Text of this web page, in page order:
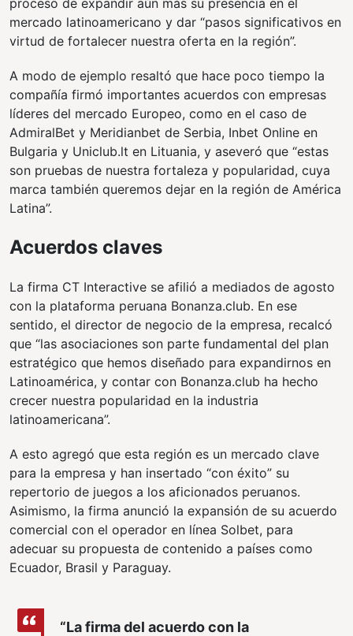
mercado latinoamericano y dar “pasos significativos en
virtud de fortalecer nuestra oferta en la región”.
A modo de ejemplo resaltó que hace poco tiempo la
compañía firmó importantes acuerdos con empresas
líderes del mercado Europeo, como en el caso de
AdmiralBet y Meridianbet de Serbia, Inbet Online en
Bulgaria y Uniclub.lt en Lituania, y aseveró que “estas
son pruebas de nuestra fortaleza y popularidad, cuya
marca también queremos dejar en la región de América
Latina”.
Acuerdos claves
La firma CT Interactive se afilió a mediados de agosto
con la plataforma peruana Bonanza.club. En ese
sentido, el director de negocio de la empresa, recalcó
que “las asociaciones son parte fundamental del plan
estratégico que hemos diseñado para expandirnos en
Latinoamérica, y contar con Bonanza.club ha hecho
crecer nuestra popularidad en la industria
latinoamericana”.
A esto agregó que esta región es un mercado clave
para la empresa y han insertado “con éxito” su
repertorio de juegos a los aficionados peruanos.
Asimismo, la firma anunció la expansión de su acuerdo
comercial con el operador en línea Solbet, para
adecuar su propuesta de contenido a países como
Ecuador, Brasil y Paraguay.
“La firma del acuerdo con la